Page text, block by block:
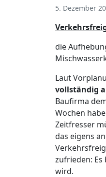
5. Dezember
die
Laut
vollständig
Baufirma
Wochen
Zeitfresser
das eigens
zufrieden:
wird.